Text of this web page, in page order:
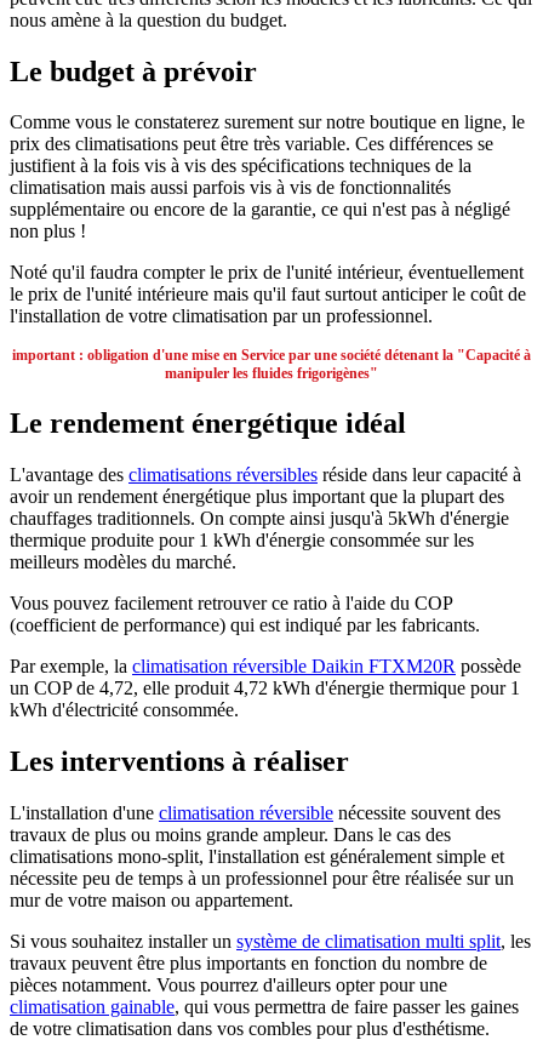
nous amène à la question du budget.
Le budget à prévoir
Comme vous le constaterez surement sur notre boutique en ligne, le
prix des climatisations peut être très variable. Ces différences se
justifient à la fois vis à vis des spécifications techniques de la
climatisation mais aussi parfois vis à vis de fonctionnalités
supplémentaire ou encore de la garantie, ce qui n'est pas à négligé
non plus !
Noté qu'il faudra compter le prix de l'unité intérieur, éventuellement
le prix de l'unité intérieure mais qu'il faut surtout anticiper le coût de
l'installation de votre climatisation par un professionnel.
important : obligation d'une mise en Service par une société détenant la "Capacité à
manipuler les fluides frigorigènes"
Le rendement énergétique idéal
L'avantage des climatisations réversibles réside dans leur capacité à
avoir un rendement énergétique plus important que la plupart des
chauffages traditionnels. On compte ainsi jusqu'à 5kWh d'énergie
thermique produite pour 1 kWh d'énergie consommée sur les
meilleurs modèles du marché.
Vous pouvez facilement retrouver ce ratio à l'aide du COP
(coefficient de performance) qui est indiqué par les fabricants.
Par exemple, la climatisation réversible Daikin FTXM20R possède
un COP de 4,72, elle produit 4,72 kWh d'énergie thermique pour 1
kWh d'électricité consommée.
Les interventions à réaliser
L'installation d'une climatisation réversible nécessite souvent des
travaux de plus ou moins grande ampleur. Dans le cas des
climatisations mono-split, l'installation est généralement simple et
nécessite peu de temps à un professionnel pour être réalisée sur un
mur de votre maison ou appartement.
Si vous souhaitez installer un système de climatisation multi split, les
travaux peuvent être plus importants en fonction du nombre de
pièces notamment. Vous pourrez d'ailleurs opter pour une
climatisation gainable, qui vous permettra de faire passer les gaines
de votre climatisation dans vos combles pour plus d'esthétisme.